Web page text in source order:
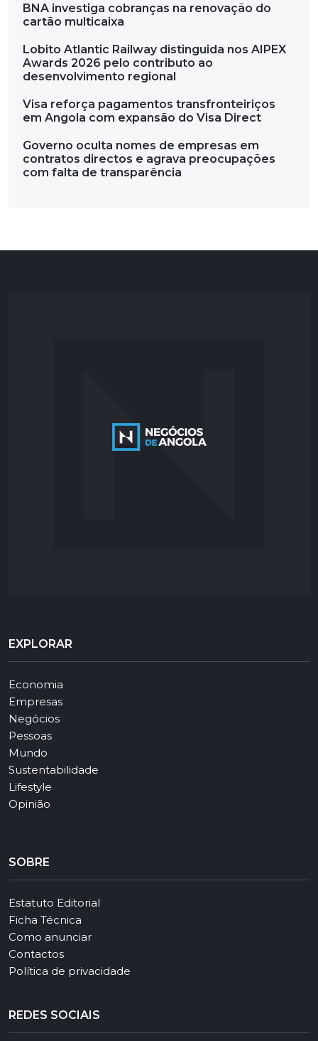
BNA investiga cobranças na renovação do
cartão multicaixa
Lobito Atlantic Railway distinguida nos AIPEX
Awards 2026 pelo contributo ao
desenvolvimento regional
Visa reforça pagamentos transfronteiriços
em Angola com expansão do Visa Direct
Governo oculta nomes de empresas em
contratos directos e agrava preocupações
com falta de transparência
EXPLORAR
Economia
Empresas
Negócios
Pessoas
Mundo
Sustentabilidade
Lifestyle
Opinião
SOBRE
Estatuto Editorial
Ficha Técnica
Como anunciar
Contactos
Política de privacidade
REDES SOCIAIS